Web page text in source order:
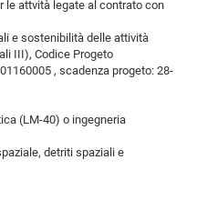
le attvità legate al contrato con
e sostenibilità delle attività
III), Codice Progeto
, scadenza progeto: 28-
(LM-40) o ingegneria
detriti spaziali e